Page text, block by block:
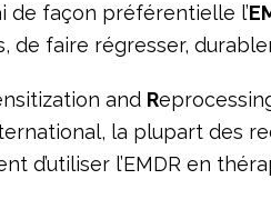
de façon préférentielle l’
de faire régresser,
and R
la plupart des
d’utiliser l’EMDR en